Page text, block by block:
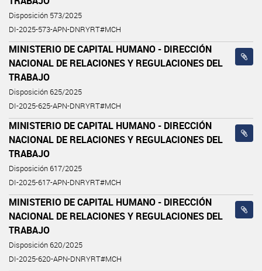
Disposición 573/2025
DI-2025-573-APN-DNRYRT#MCH
MINISTERIO DE CAPITAL HUMANO - DIRECCIÓN
NACIONAL DE RELACIONES Y REGULACIONES DEL
TRABAJO
Disposición 625/2025
DI-2025-625-APN-DNRYRT#MCH
MINISTERIO DE CAPITAL HUMANO - DIRECCIÓN
NACIONAL DE RELACIONES Y REGULACIONES DEL
TRABAJO
Disposición 617/2025
DI-2025-617-APN-DNRYRT#MCH
MINISTERIO DE CAPITAL HUMANO - DIRECCIÓN
NACIONAL DE RELACIONES Y REGULACIONES DEL
TRABAJO
Disposición 620/2025
DI-2025-620-APN-DNRYRT#MCH